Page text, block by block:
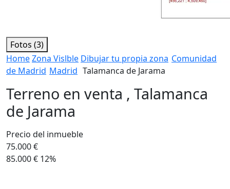
Fotos (3)
HomeZona Vislble Dibujar tu propia zona Comunidad
de Madrid Madrid Talamanca de Jarama
Terreno en venta , Talamanca
de Jarama
Precio del inmueble
75.000 €
85.000 € 12%